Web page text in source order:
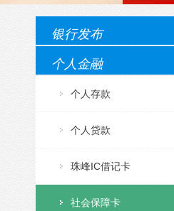
银行发布
个人金融
个人存款
个人贷款
珠峰IC借记卡
社会保障卡